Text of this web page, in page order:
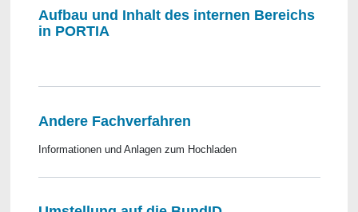
Aufbau und Inhalt des internen Bereichs
in PORTIA
Andere Fachverfahren
Informationen und Anlagen zum Hochladen